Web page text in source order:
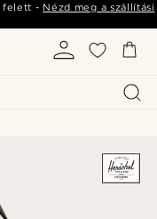
felett - Nézd meg a szállítási